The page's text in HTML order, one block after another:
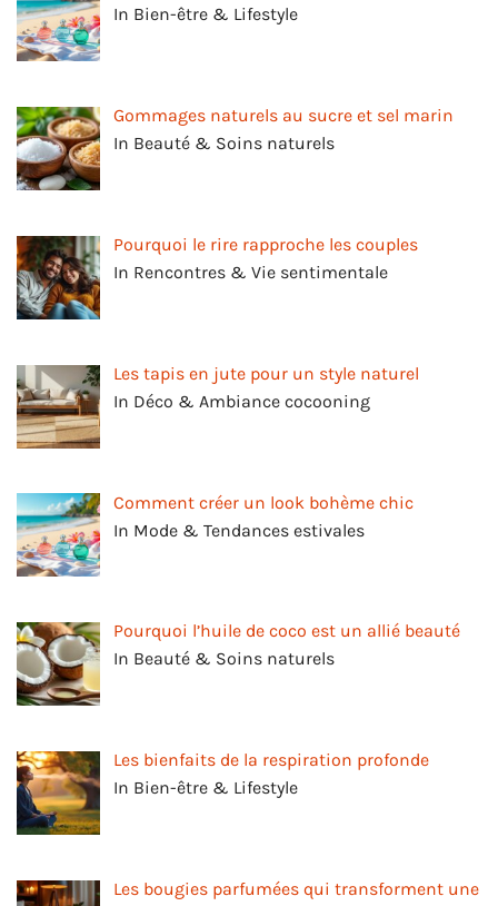
In Bien-être & Lifestyle
Gommages naturels au sucre et sel marin
In Beauté & Soins naturels
Pourquoi le rire rapproche les couples
In Rencontres & Vie sentimentale
Les tapis en jute pour un style naturel
In Déco & Ambiance cocooning
Comment créer un look bohème chic
In Mode & Tendances estivales
Pourquoi l’huile de coco est un allié beauté
In Beauté & Soins naturels
Les bienfaits de la respiration profonde
In Bien-être & Lifestyle
Les bougies parfumées qui transforment une